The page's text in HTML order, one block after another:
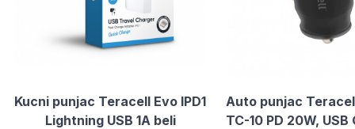
Kucni punjac Teracell Evo IPD1
Lightning USB 1A beli
Auto punjac
TC-10 PD 20W, USB